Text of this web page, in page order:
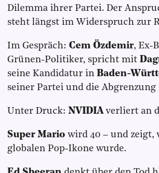
Dilemma ihrer Partei. Der
steht längst im Widerspruch zur
Im Gespräch: Cem Özdemir, Ex-
Grünen-Politiker, spricht mit
seine Kandidatur in Baden-
seiner Partei und die Abgrenzung
Unter Druck: NVIDIAverliert an
Super Mario wird 40 – und zeigt,
globalen Pop-Ikone wurde.